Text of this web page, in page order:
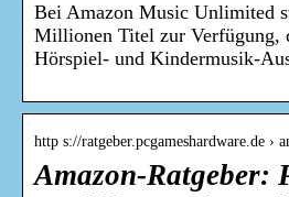
Bei Amazon Music Unlimited
Millionen Titel zur Verfügung,
Hörspiel- und Kindermusik-
http s://ratgeber.pcgameshardware.de ›
Amazon-Ratgeber: